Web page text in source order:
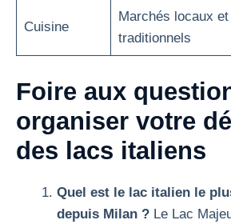
Cuisine
Marchés locaux
traditionnels
Foire aux
organiser votre
des lacs italiens
Quel est le lac italien le
depuis Milan ? Le Lac